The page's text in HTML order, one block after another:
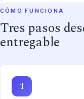
CÓMO FUNCIONA
Tres pasos
entregable
1